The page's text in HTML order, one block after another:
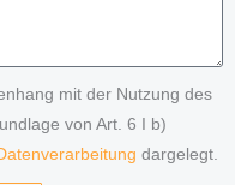
mit der Nutzung des
von Art. 6 I b)
dargelegt.